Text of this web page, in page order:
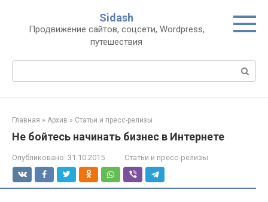
контенту
Sidash
Продвижение сайтов, соцсети, Wordpress,
путешествия
Главная » Архив » Статьи и пресс-релизы
Не бойтесь начинать бизнес в Интернете
Опубликовано: 31.10.2015 Статьи и пресс-релизы